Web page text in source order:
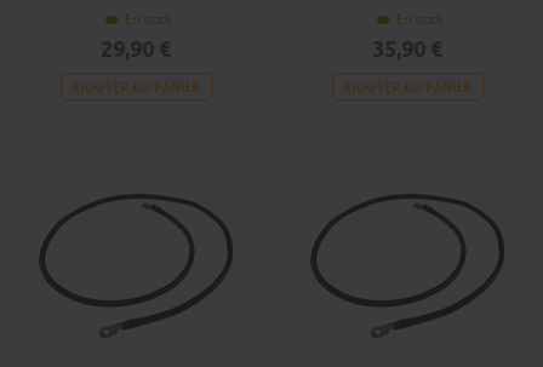
En stock
29,90 €
AJOUTER AU PANIER
En stock
35,90 €
AJOUTER AU PANIER